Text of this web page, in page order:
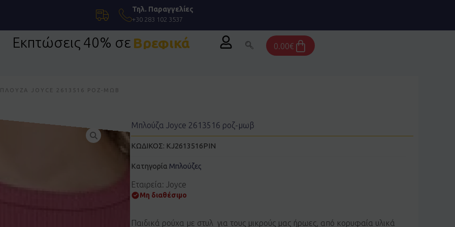
Τηλ. Παραγγελίες
+30 283 102 3537
Εκπτώσεις 40% σε
Βρεφικά
0.00€Cart
JOYCE 2613516 ΡΟΖ-ΜΩΒ
Μπλούζα Joyce 2613516 ροζ-μωβ
ΚΩΔΙΚΟΣ: KJ2613516PIN
Κατηγορία Μπλούζες
Εταιρεία: Joyce
Μη διαθέσιμο
Παιδικά ρούχα με στυλ για τους μικρούς μας ήρωες, από κορυφαία υλικά